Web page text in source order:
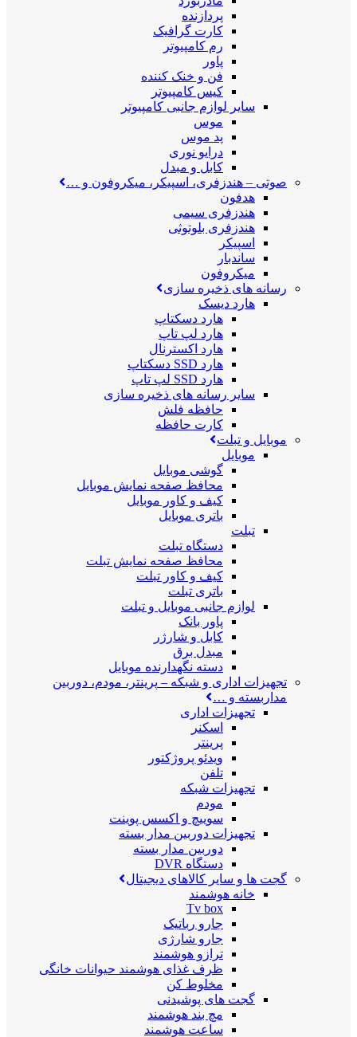
پردازنده
کارت گرافیک
رم کامپیوتر
پاور
فن و خنک کننده
کیس کامپیوتر
سایر لوازم جانبی کامپیوتر
موس
پد موس
درایو نوری
کابل و مبدل
صوتی – هندزفری، اسپیکر، میکروفون و …
هدفون
هندزفری سیمی
هندزفری بلوتوثی
اسپیکر
ساندبار
میکروفون
رسانه های ذخیره سازی
هارد دیسک
هارد دسکتاپ
هارد لپ تاپ
هارد اکسترنال
هارد SSD دسکتاپ
هارد SSD لپ تاپ
سایر رسانه های ذخیره سازی
حافظه فلش
کارت حافظه
موبایل و تبلت
موبایل
گوشی موبایل
محافظ صفحه نمایش موبایل
کیف و کاور موبایل
باتری موبایل
تبلت
دستگاه تبلت
محافظ صفحه نمایش تبلت
کیف و کاور تبلت
باتری تبلت
لوازم جانبی موبایل و تبلت
پاور بانک
کابل و شارژر
مبدل برق
دسته نگهدارنده موبایل
تجهیزات اداری و شبکه – پرینتر، مودم، دوربین
مداربسته و …
تجهیزات اداری
اسکنر
پرینتر
ویدئو پروژکتور
تلفن
تجهیزات شبکه
مودم
سوییچ و اکسس پوینت
تجهیزات دوربین مدار بسته
دوربین مدار بسته
دستگاه DVR
گجت ها و سایر کالاهای دیجیتال
خانه هوشمند
Tv box
جارو رباتیک
جارو شارژی
ترازو هوشمند
ظرف غذای هوشمند حیوانات خانگی
مخلوط کن
گجت های پوشیدنی
مچ بند هوشمند
ساعت هوشمند